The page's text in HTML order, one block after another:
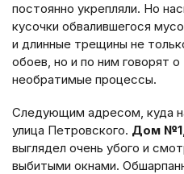
постоянно укрепляли. Но
кусочки обвалившегося
и длинные трещины не
обоев, но и по ним говорят
необратимые процессы.
Следующим адресом, куда
улица Петровского. Дом №1,
выглядел очень убого и
выбитыми окнами.